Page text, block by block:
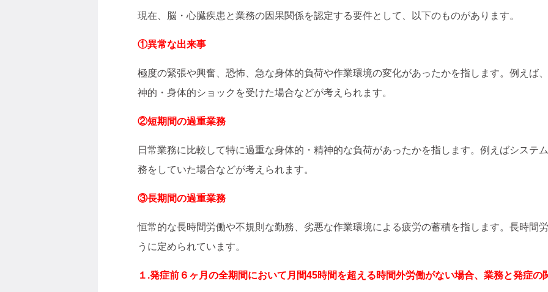
現在、脳・心臓疾患と業務の因果関係を認定する要件として、以下のものがあります。
①異常な出来事
極度の緊張や興奮、恐怖、急な身体的負荷や作業環境の変化があったかを指します。例えば
神的・身体的ショックを受けた場合などが考えられます。
②短期間の過重業務
日常業務に比較して特に過重な身体的・精神的な負荷があったかを指します。例えばシステ
務をしていた場合などが考えられます。
③長期間の過重業務
恒常的な長時間労働や不規則な勤務、劣悪な作業環境による疲労の蓄積を指します。長時間
うに定められています。
１.発症前６ヶ月の全期間において月間45時間を超える時間外労働がない場合、業務と発症の